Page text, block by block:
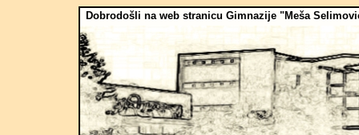
Dobrodošli na web stranicu Gimnazije "Meša